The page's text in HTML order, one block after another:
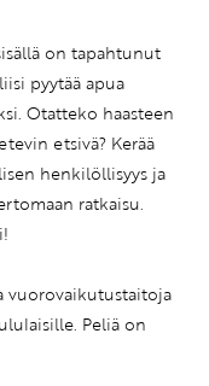
on tapahtunut
pyytää apua
Otatteko haasteen
etsivä? Kerää
henkilöllisyys ja
ratkaisu.
vuorovaikutustaitoja
Peliä on